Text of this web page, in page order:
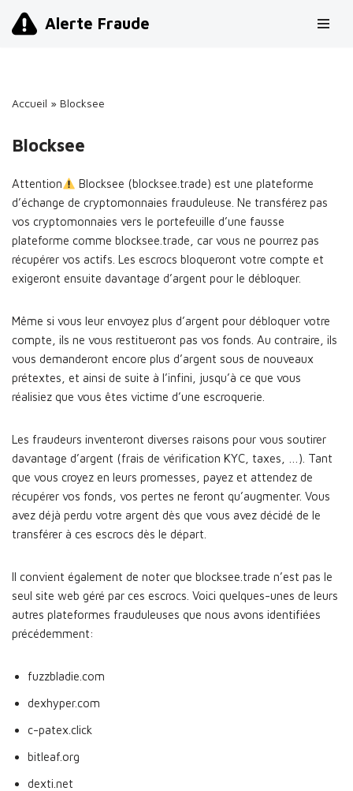
Alerte Fraude
Accueil » Blocksee
Blocksee
Attention
Blocksee (blocksee.trade) est une plateforme
d’échange de cryptomonnaies frauduleuse. Ne transférez pas
vos cryptomonnaies vers le portefeuille d’une fausse
plateforme comme blocksee.trade, car vous ne pourrez pas
récupérer vos actifs. Les escrocs bloqueront votre compte et
exigeront ensuite davantage d’argent pour le débloquer.
Même si vous leur envoyez plus d’argent pour débloquer votre
compte, ils ne vous restitueront pas vos fonds. Au contraire, ils
vous demanderont encore plus d’argent sous de nouveaux
prétextes, et ainsi de suite à l’infini, jusqu’à ce que vous
réalisiez que vous êtes victime d’une escroquerie.
Les fraudeurs inventeront diverses raisons pour vous soutirer
davantage d’argent (frais de vérification KYC, taxes, …). Tant
que vous croyez en leurs promesses, payez et attendez de
récupérer vos fonds, vos pertes ne feront qu’augmenter. Vous
avez déjà perdu votre argent dès que vous avez décidé de le
transférer à ces escrocs dès le départ.
Il convient également de noter que blocksee.trade n’est pas le
seul site web géré par ces escrocs. Voici quelques-unes de leurs
autres plateformes frauduleuses que nous avons identifiées
précédemment:
fuzzbladie.com
dexhyper.com
c-patex.click
bitleaf.org
dexti.net